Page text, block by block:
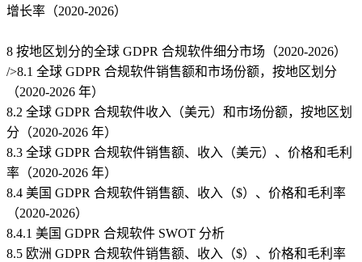
增长率（2020-2026）
8 按地区划分的全球 GDPR 合规软件细分市场（2020-2026）
/>8.1 全球 GDPR 合规软件销售额和市场份额，按地区划分
（2020-2026 年）
8.2 全球 GDPR 合规软件收入（美元）和市场份额，按地区划
分（2020-2026 年）
8.3 全球 GDPR 合规软件销售额、收入（美元）、价格和毛利
率（2020-2026 年）
8.4 美国 GDPR 合规软件销售额、收入（$）、价格和毛利率
（2020-2026）
8.4.1 美国 GDPR 合规软件 SWOT 分析
8.5 欧洲 GDPR 合规软件销售额、收入（$）、价格和毛利率